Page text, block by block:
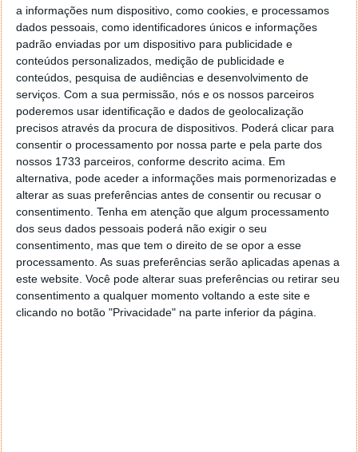
a informações num dispositivo, como cookies, e processamos
dados pessoais, como identificadores únicos e informações
padrão enviadas por um dispositivo para publicidade e
conteúdos personalizados, medição de publicidade e
conteúdos, pesquisa de audiências e desenvolvimento de
serviços. Com a sua permissão, nós e os nossos parceiros
poderemos usar identificação e dados de geolocalização
precisos através da procura de dispositivos. Poderá clicar para
consentir o processamento por nossa parte e pela parte dos
nossos 1733 parceiros, conforme descrito acima. Em
alternativa, pode aceder a informações mais pormenorizadas e
alterar as suas preferências antes de consentir ou recusar o
consentimento. Tenha em atenção que algum processamento
dos seus dados pessoais poderá não exigir o seu
consentimento, mas que tem o direito de se opor a esse
processamento. As suas preferências serão aplicadas apenas a
este website. Você pode alterar suas preferências ou retirar seu
consentimento a qualquer momento voltando a este site e
clicando no botão "Privacidade" na parte inferior da página.
do tamanho de um cartão de crédito, é capaz de
reproduzir vídeo com qualidade Blu-ray e renderizar
gráficos 3D, entre outras tarefas.
Ontem, no site oficial do Raspberry Pi foi
disponibilizada a informação que o Raspberry Pi está
agora disponível no mercado europeu por carca de 18
€.